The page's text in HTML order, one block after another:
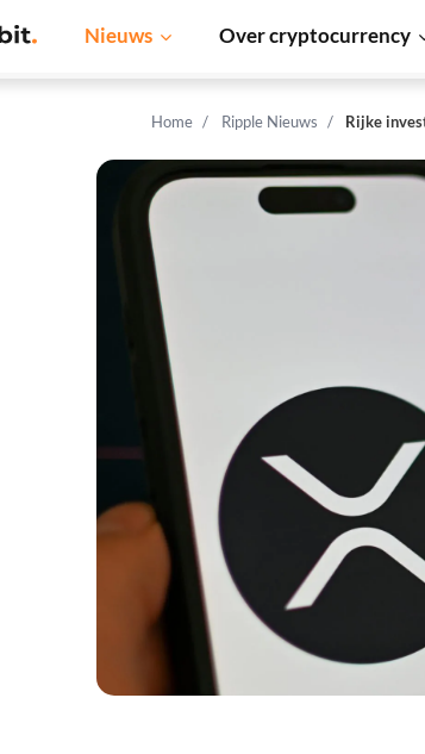
Nieuws Over cryptocurrency
Home Ripple Nieuws Rijke